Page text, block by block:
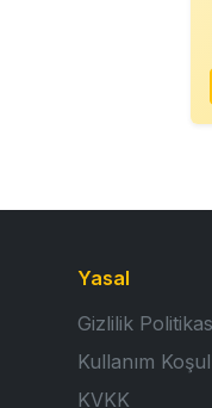
Yasal
Gizlilik
Kullanım
KVKK